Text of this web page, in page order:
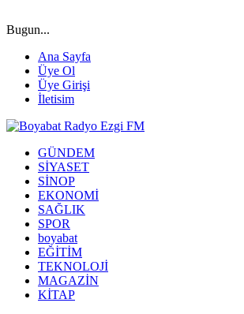
Bugun...
Ana Sayfa
Üye Ol
Üye Girişi
İletisim
GÜNDEM
SİYASET
SİNOP
EKONOMİ
SAĞLIK
SPOR
boyabat
EĞİTİM
TEKNOLOJİ
MAGAZİN
KİTAP